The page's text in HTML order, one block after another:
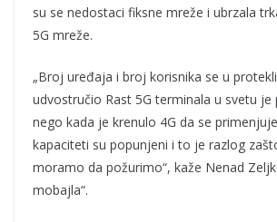
su se nedostaci fiksne mreže i ubrzala
5G mreže.
„Broj uređaja i broj korisnika se u
udvostručio Rast 5G terminala u svetu je
nego kada je krenulo 4G da se
kapaciteti su popunjeni i to je razlog
moramo da požurimo“, kaže Nenad
mobajla“.